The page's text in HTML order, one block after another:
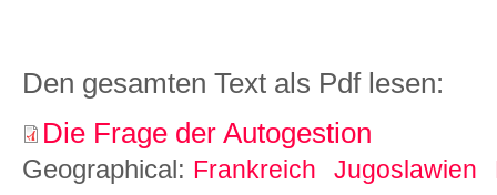
Den gesamten Text als Pdf lesen:
Die Frage der Autogestion
Geographical: Frankreich Jugoslawien